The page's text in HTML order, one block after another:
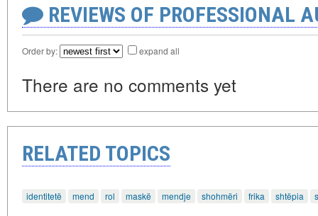
REVIEWS OF PROFESSIONAL
Order by: expand all
There are no comments yet
RELATED TOPICS
identitetë mend rol maskë mendje shohmëri frika shtëpia